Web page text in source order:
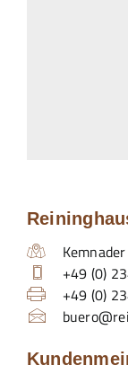
+49 (0)
+49 (0)